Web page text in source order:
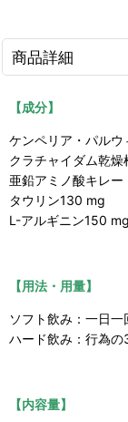
商品詳細
【成分】
ケンペリア・パル
クラチャイダム乾燥
亜鉛アミノ酸キレ
タウリン130 mg
L-アルギニン150 mg
【用法・用量】
ソフト飲み：一日一
ハード飲み：行為
【内容量】